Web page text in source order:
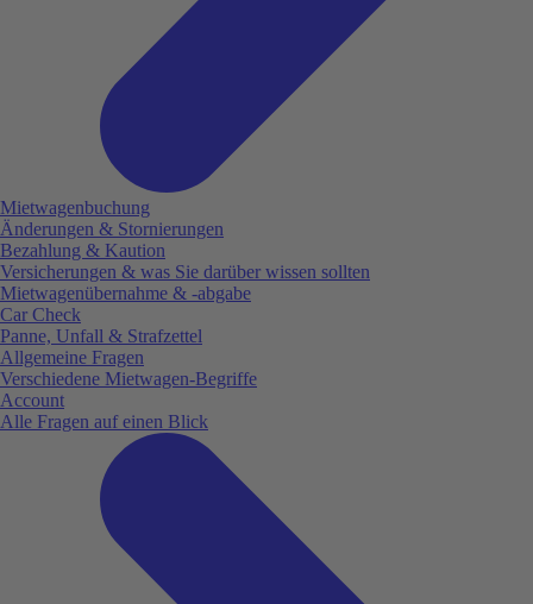
Mietwagenbuchung
Änderungen & Stornierungen
Bezahlung & Kaution
Versicherungen & was Sie darüber wissen sollten
Mietwagenübernahme & -abgabe
Car Check
Panne, Unfall & Strafzettel
Allgemeine Fragen
Verschiedene Mietwagen-Begriffe
Account
Alle Fragen auf einen Blick